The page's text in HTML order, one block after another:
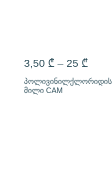
3,50 ₾ – 25 ₾
პოლივინილქლორიდის
მილი CAM